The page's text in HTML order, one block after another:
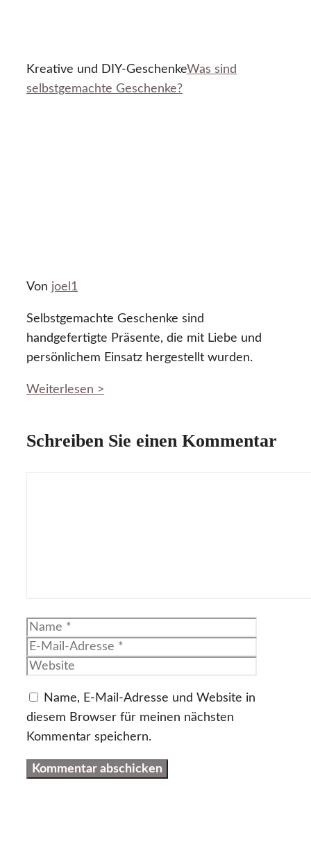
Kreative und DIY-GeschenkeWas sind
selbstgemachte Geschenke?
Von joel1
Selbstgemachte Geschenke sind
handgefertigte Präsente, die mit Liebe und
persönlichem Einsatz hergestellt wurden.
Weiterlesen >
Schreiben Sie einen Kommentar
Name
Name, E-Mail-Adresse und Website in
diesem Browser für meinen nächsten
Kommentar speichern.